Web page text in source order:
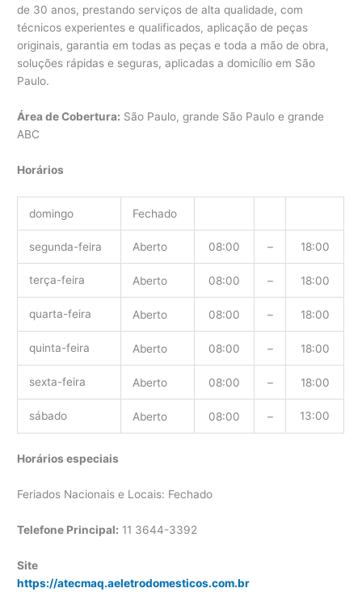
de 30 anos, prestando serviços de alta qualidade, com
técnicos experientes e qualificados, aplicação de peças
originais, garantia em todas as peças e toda a mão de obra,
soluções rápidas e seguras, aplicadas a domicílio em São
Paulo.
Área de Cobertura: São Paulo, grande São Paulo e grande
ABC
Horários
domingo Fechado
segunda-feira Aberto 08:00 – 18:00
terça-feira Aberto 08:00 – 18:00
quarta-feira Aberto 08:00 – 18:00
quinta-feira Aberto 08:00 – 18:00
sexta-feira Aberto 08:00 – 18:00
sábado Aberto 08:00 – 13:00
Horários especiais
Feriados Nacionais e Locais: Fechado
Telefone Principal: 11 3644-3392
Site
https://atecmaq.aeletrodomesticos.com.br